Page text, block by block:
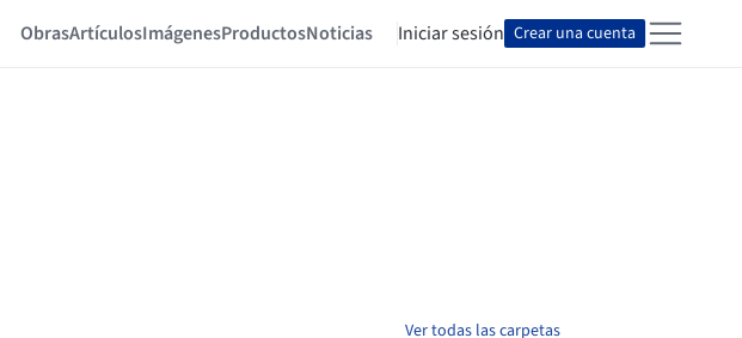
ObrasArtículosImágenesProductosNoticias Iniciar sesión Crear una cuenta
Ver todas las carpetas